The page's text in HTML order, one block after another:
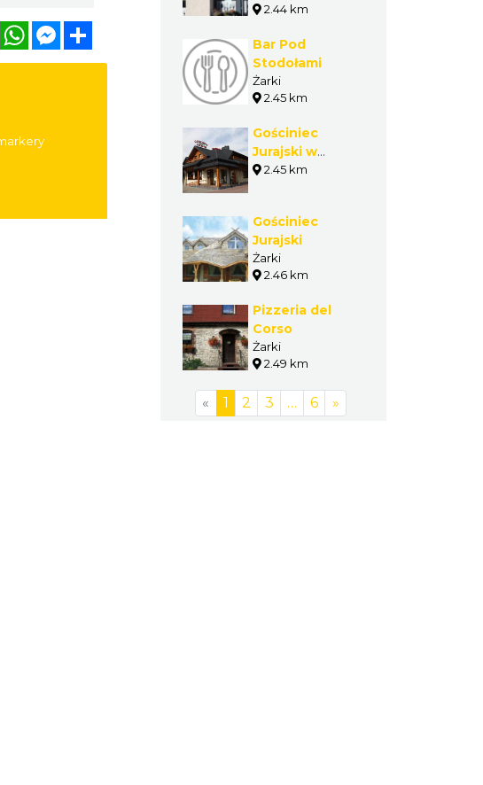
TwitterWhatsAppMessenger
2.44 km
Bar Pod
Stodołami
Żarki
2.45 km
Gościniec
Jurajski w
Żarkach
2.45 km
Gościniec
Jurajski
Żarki
2.46 km
Pizzeria del
Corso
Żarki
2.49 km
« 1 2 3 … 6 »